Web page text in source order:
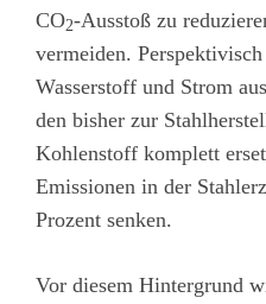
CO2-Ausstoß zu
vermeiden.
Wasserstoff und Strom
den bisher zur
Kohlenstoff komplett
Emissionen in der
Prozent senken.
Vor diesem Hintergrund